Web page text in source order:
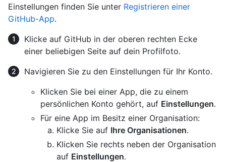
Einstellungen finden Sie unter Registrieren einer
GitHub-App.
Klicke auf GitHub in der oberen rechten Ecke
einer beliebigen Seite auf dein Profilfoto.
Navigieren Sie zu den Einstellungen für Ihr Konto.
Klicken Sie bei einer App, die zu einem
persönlichen Konto gehört, auf Einstellungen.
Für eine App im Besitz einer Organisation:
Klicke Sie auf Ihre Organisationen.
Klicken Sie rechts neben der Organisation
auf Einstellungen.